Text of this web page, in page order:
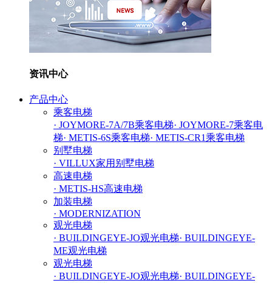
资讯中心
产品中心
乘客电梯
· JOYMORE-7A/7B乘客电梯· JOYMORE-7乘客电
梯· METIS-6S乘客电梯· METIS-CR1乘客电梯
别墅电梯
· VILLUX家用别墅电梯
高速电梯
· METIS-HS高速电梯
加装电梯
· MODERNIZATION
观光电梯
· BUILDINGEYE-JO观光电梯· BUILDINGEYE-
ME观光电梯
观光电梯
· BUILDINGEYE-JO观光电梯· BUILDINGEYE-